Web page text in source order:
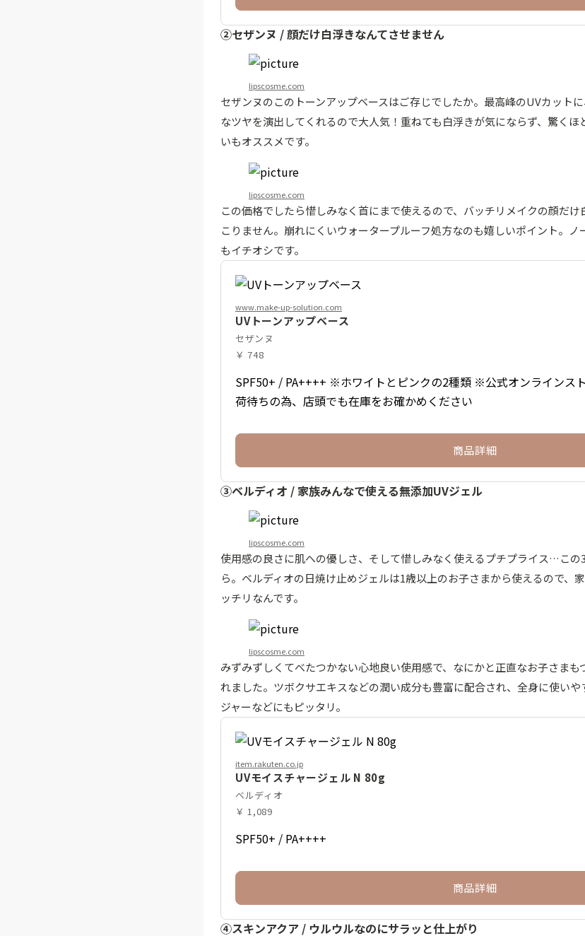
②セザンヌ / 顔だけ白浮きなんてさせません
lipscosme.com
セザンヌのこのトーンアップベースはご存じでしたか。最高峰のUVカット
なツヤを演出してくれるので大人気！重ねても白浮きが気にならず、驚く
いもオススメです。
lipscosme.com
この価格でしたら惜しみなく首にまで使えるので、バッチリメイクの顔だ
こりません。崩れにくいウォータープルーフ処方なのも嬉しいポイント。
もイチオシです。
www.make-up-solution.com
UVトーンアップベース
セザンヌ
￥ 748
SPF50+ / PA++++ ※ホワイトとピンクの2種類 ※公式オンラインス
荷待ちの為、店頭でも在庫をお確かめください
商品詳細
③ベルディオ / 家族みんなで使える無添加UVジェル
lipscosme.com
使用感の良さに肌への優しさ、そして惜しみなく使えるプチプライス…この
ら。ベルディオの日焼け止めジェルは1歳以上のお子さまから使えるので、
ッチリなんです。
lipscosme.com
みずみずしくてべたつかない心地良い使用感で、なにかと正直なお子さまも
れました。ツボクサエキスなどの潤い成分も豊富に配合され、全身に使い
ジャーなどにもピッタリ。
item.rakuten.co.jp
UVモイスチャージェル N 80g
ベルディオ
￥ 1,089
SPF50+ / PA++++
商品詳細
④スキンアクア / ウルウルなのにサラッと仕上がり